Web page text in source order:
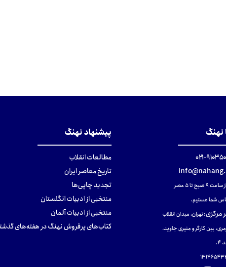
نهنگ
۰۲۱
تا ۵ عصر
شما هستیم.
مرکزی:تهران، میدان انقلاب
بین کارگر و منیری جاوید،
پیشنهاد نهنگ
مطالعات انقلاب
تاریخ معاصر ایران
تجدید چاپی‌ها
منتخبی از ادبیات انگلستان
منتخبی از ادبیات آلمان
کتاب‌های پرفروش نهنگ در هفته‌های